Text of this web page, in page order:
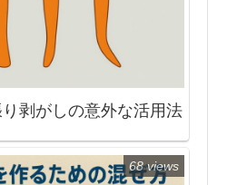
剥がしの意外な活用法
68 views